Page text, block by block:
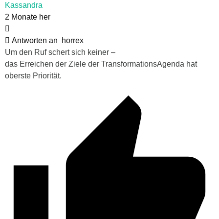
Kassandra
2 Monate her
Antworten an
horrex
Um den Ruf schert sich keiner –
das Erreichen der Ziele der TransformationsAgenda hat
oberste Priorität.